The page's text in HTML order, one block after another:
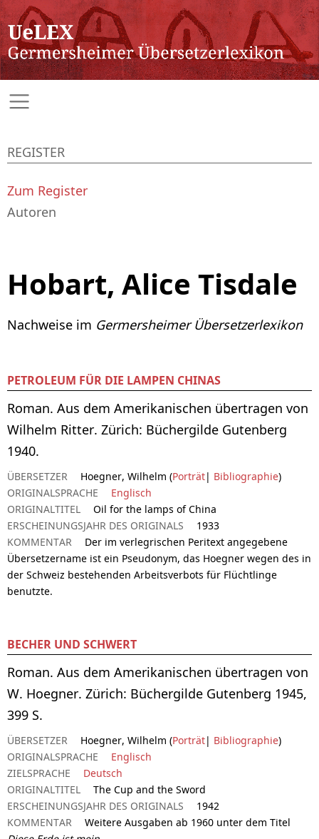
Hobart, Alice Tisdale
Nachweise im Germersheimer Übersetzerlexikon
PETROLEUM FÜR DIE LAMPEN CHINAS
Roman. Aus dem Amerikanischen übertragen von
Wilhelm Ritter. Zürich: Büchergilde Gutenberg
1940.
ÜBERSETZER Hoegner, Wilhelm (Porträt| Bibliographie)
ORIGINALSPRACHE
Englisch
ORIGINALTITEL
Oil for the lamps of China
ERSCHEINUNGSJAHR DES ORIGINALS
1933
KOMMENTAR
Der im verlegrischen Peritext angegebene
Übersetzername ist ein Pseudonym, das Hoegner wegen des in
der Schweiz bestehenden Arbeitsverbots für Flüchtlinge
benutzte.
BECHER UND SCHWERT
Roman. Aus dem Amerikanischen übertragen von
W. Hoegner. Zürich: Büchergilde Gutenberg 1945,
399 S.
ÜBERSETZER Hoegner, Wilhelm (Porträt| Bibliographie)
ORIGINALSPRACHE
Englisch
ZIELSPRACHE
Deutsch
ORIGINALTITEL
The Cup and the Sword
ERSCHEINUNGSJAHR DES ORIGINALS
1942
KOMMENTAR
Weitere Ausgaben ab 1960 unter dem Titel
REGISTER
Zum Register
Autoren